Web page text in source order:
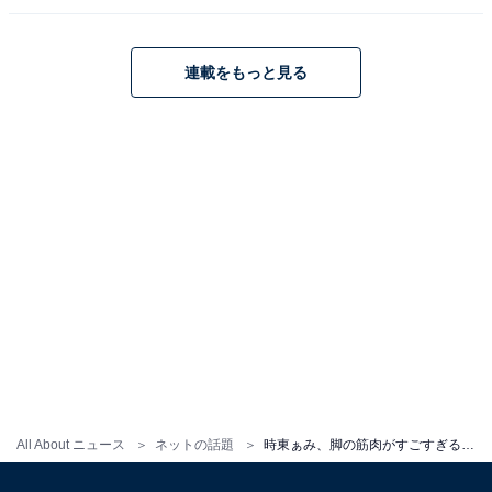
All About ニュース ネットの話題
連載をもっと見る